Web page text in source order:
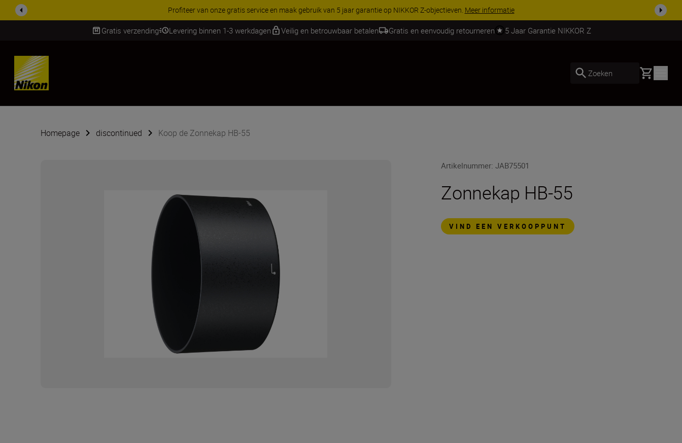
Profiteer van onze gratis service en maak gebruik van 5 jaar garantie op NIKKOR Z-objectieven. Meer informatie
Gratis verzending Levering binnen 1-3 werkdagen Veilig en betrouwbaar betalen Gratis en eenvoudig retourneren 5 Jaar Garantie NIKKOR Z
Skip
Zoeken Basket
Homepage discontinued Koop de Zonnekap HB-55
Artikelnummer:JAB75501
Zonnekap HB-55
VIND EEN VERKOOPPUNT